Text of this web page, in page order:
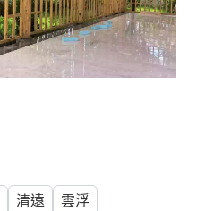
清遠
雲浮